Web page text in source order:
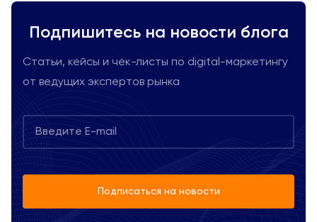
Подпишитесь на новости блога
Статьи, кейсы и чек-листы по digital-маркетингу
от ведущих экспертов рынка
Подписаться на новости